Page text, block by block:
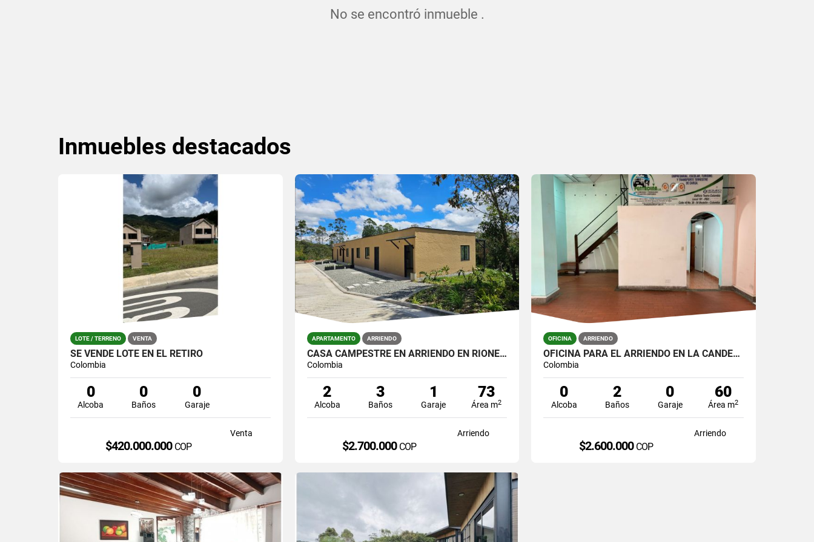
No se encontró inmueble .
Inmuebles destacados
LOTE / TERRENO VENTA
SE VENDE LOTE EN EL RETIRO
Colombia
0
Alcoba
0
Baños
0
Garaje
Venta
$420.000.000 COP
APARTAMENTO ARRIENDO
CASA CAMPESTRE EN ARRIENDO EN RIONEGRO – VEREDA MAMPUESTO APT1
Colombia
2
Alcoba
3
Baños
1
Garaje
73
Área m2
Arriendo
$2.700.000 COP
OFICINA ARRIENDO
OFICINA PARA EL ARRIENDO EN LA CANDELARIA
Colombia
0
Alcoba
2
Baños
0
Garaje
60
Área m2
Arriendo
$2.600.000 COP